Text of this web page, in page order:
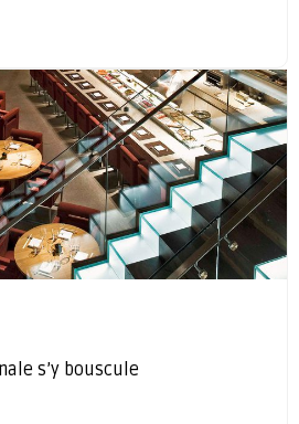
s’y bouscule